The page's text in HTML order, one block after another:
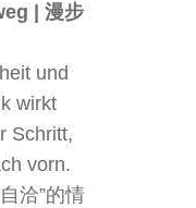
| 漫步
und
wirkt
Schritt,
vorn.
洽”的情